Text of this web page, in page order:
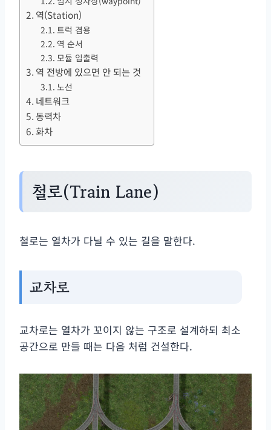
역(Station)
트럭 겸용
역 순서
모듈 입출력
역 전방에 있으면 안 되는 것
노선
네트워크
동력차
화차
철로(Train Lane)
철로는 열차가 다닐 수 있는 길을 말한다.
교차로
교차로는 열차가 꼬이지 않는 구조로 설계하되 최소
공간으로 만들 때는 다음 처럼 건설한다.